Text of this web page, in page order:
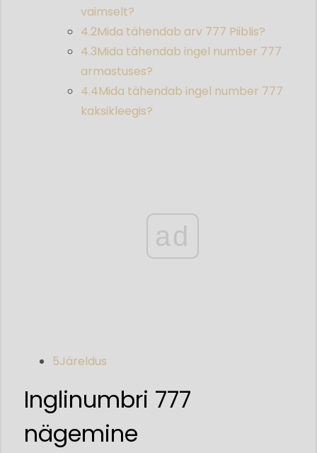
vaimselt?
4.2Mida tähendab arv 777 Piiblis?
4.3Mida tähendab ingel number 777
armastuses?
4.4Mida tähendab ingel number 777
kaksikleegis?
ad
5Järeldus
Inglinumbri 777
nägemine